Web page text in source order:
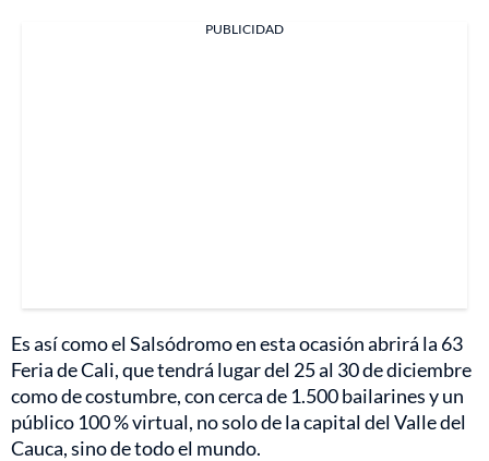
PUBLICIDAD
Es así como el Salsódromo en esta ocasión abrirá la 63
Feria de Cali, que tendrá lugar del 25 al 30 de diciembre
como de costumbre, con cerca de 1.500 bailarines y un
público 100 % virtual, no solo de la capital del Valle del
Cauca, sino de todo el mundo.